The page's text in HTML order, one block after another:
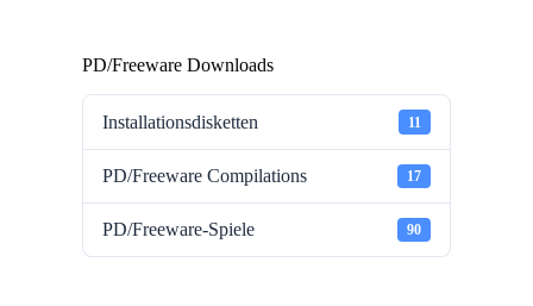
PD/Freeware Downloads
Installationsdisketten 11
PD/Freeware Compilations 17
PD/Freeware-Spiele 90